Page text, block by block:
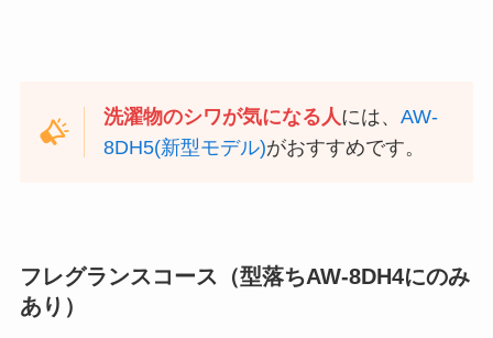
洗濯物のシワが気になる人には、AW-
8DH5(新型モデル)がおすすめです。
フレグランスコース（型落ちAW-8DH4にのみ
あり）